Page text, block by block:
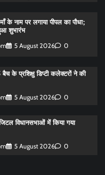
के नाम पर लगाया पीपल का पौधा;
शुभारंभ
5 August 2026 0
के प्रशिक्षु डिप्टी कलेक्टरों ने की
5 August 2026 0
विधानसभाओं में किया गया
5 August 2026 0